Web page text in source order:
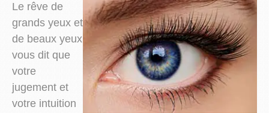
Le rêve de
grands yeux et
de beaux yeux
vous dit que
votre
jugement et
votre intuition